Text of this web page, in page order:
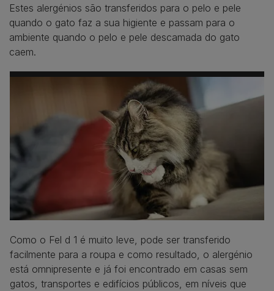
Estes alergénios são transferidos para o pelo e pele
quando o gato faz a sua higiente e passam para o
ambiente quando o pelo e pele descamada do gato
caem.
Como o Fel d 1 é muito leve, pode ser transferido
facilmente para a roupa e como resultado, o alergénio
está omnipresente e já foi encontrado em casas sem
gatos, transportes e edifícios públicos, em níveis que